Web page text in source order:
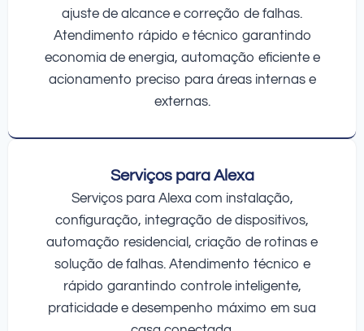
ajuste de alcance e correção de falhas.
Atendimento rápido e técnico garantindo
economia de energia, automação eficiente e
acionamento preciso para áreas internas e
externas.
Serviços para Alexa
Serviços para Alexa com instalação,
configuração, integração de dispositivos,
automação residencial, criação de rotinas e
solução de falhas. Atendimento técnico e
rápido garantindo controle inteligente,
praticidade e desempenho máximo em sua